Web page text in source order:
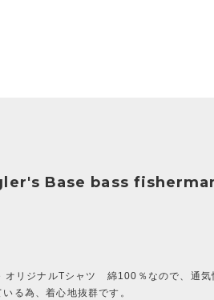
Base bass
リジナルTシャツ 綿100％なので、通気
る為、着心地抜群です。